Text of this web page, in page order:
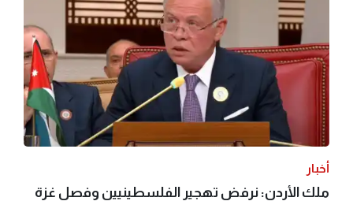
أخبار
ملك الأردن: نرفض تهجير الفلسطينيين وفصل غزة